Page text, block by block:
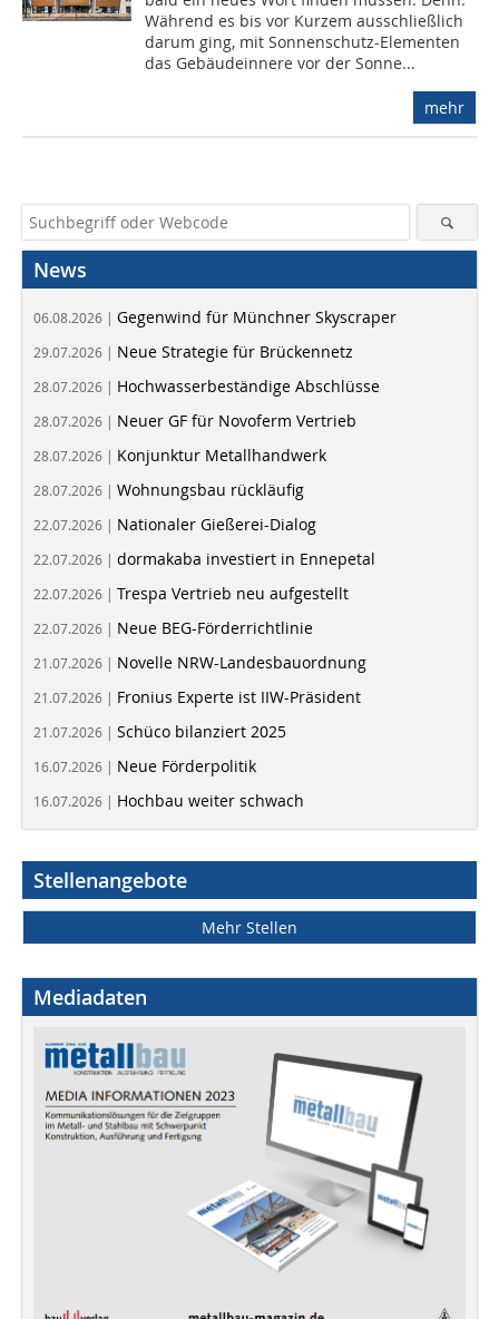
Während es bis vor Kurzem ausschließlich
darum ging, mit Sonnenschutz-Elementen
das Gebäudeinnere vor der Sonne...
mehr
News
06.08.2026 | Gegenwind für Münchner Skyscraper
29.07.2026 | Neue Strategie für Brückennetz
28.07.2026 | Hochwasserbeständige Abschlüsse
28.07.2026 | Neuer GF für Novoferm Vertrieb
28.07.2026 | Konjunktur Metallhandwerk
28.07.2026 | Wohnungsbau rückläufig
22.07.2026 | Nationaler Gießerei-Dialog
22.07.2026 | dormakaba investiert in Ennepetal
22.07.2026 | Trespa Vertrieb neu aufgestellt
22.07.2026 | Neue BEG-Förderrichtlinie
21.07.2026 | Novelle NRW-Landesbauordnung
21.07.2026 | Fronius Experte ist IIW-Präsident
21.07.2026 | Schüco bilanziert 2025
16.07.2026 | Neue Förderpolitik
16.07.2026 | Hochbau weiter schwach
Stellenangebote
Mehr Stellen
Mediadaten